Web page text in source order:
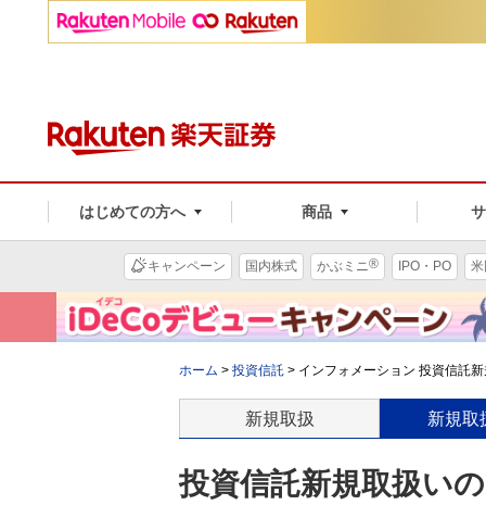
はじめての方へ 商品
キャンペーン 国内株式 かぶミニ® IPO・PO
ホーム > 投資信託 > インフォメーション 投資信託
新規取扱 新規取
投資信託新規取扱い